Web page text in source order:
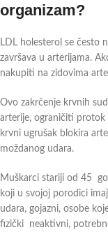
organizam?
LDL holesterol se često
završava u arterijama.
nakupiti na zidovima
Ovo zakrčenje krvnih
arterije, ograničiti protok
krvni ugrušak blokira
moždanog udara.
Muškarci stariji od 45
koji u svojoj porodici
udara, gojazni, osobe
fizički neaktivni,